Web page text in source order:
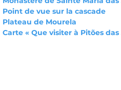
Point de vue sur la cascade
Plateau de Mourela
Carte « Que visiter à Pitões das